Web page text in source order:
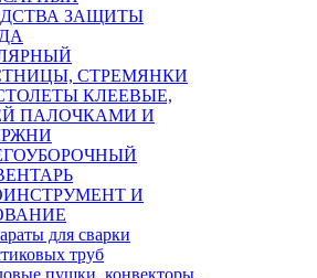
ЗАЩИТЫ
СТРЕМЯНКИ
КЛЕЕВЫЕ,
ПАЛОЧКАМИ И
И
для сварки
труб
пушки, конвекторы,